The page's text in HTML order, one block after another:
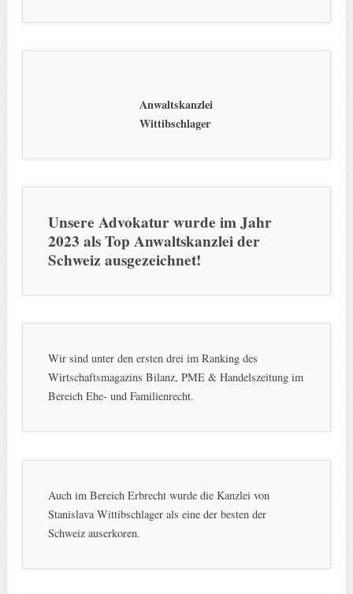
Anwaltskanzlei
Wittibschlager
Unsere Advokatur wurde im Jahr
2023 als Top Anwaltskanzlei der
Schweiz ausgezeichnet!
Wir sind unter den ersten drei im Ranking des
Wirtschaftsmagazins Bilanz, PME & Handelszeitung im
Bereich Ehe- und Familienrecht.
Auch im Bereich Erbrecht wurde die Kanzlei von
Stanislava Wittibschlager als eine der besten der
Schweiz auserkoren.